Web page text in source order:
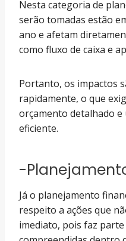
Nesta categoria de
serão tomadas estão
ano e afetam
como fluxo de caixa e
Portanto, os impactos
rapidamente, o que
orçamento detalhado
eficiente.
-
Já o planejamento
respeito a ações que
imediato, pois faz